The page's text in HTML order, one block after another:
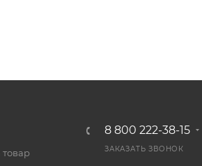
товар
8 800 222-38-15
ЗАКАЗАТЬ ЗВОНОК